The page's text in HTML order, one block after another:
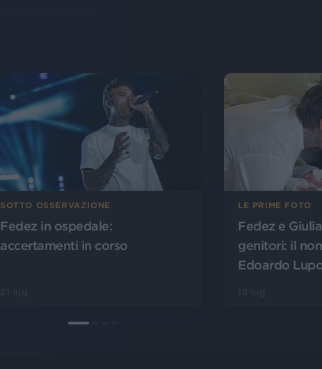
SOTTO OSSERVAZIONE
Fedez in ospedale:
accertamenti in corso
LE PRIME FOTO
Fedez e
genitori: il
Edoardo